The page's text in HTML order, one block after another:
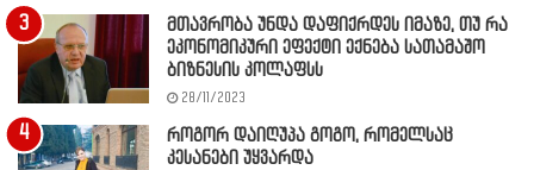
მთავრობა უნდა დაფიქრდეს იმაზე, თუ რა
ეკონომიკური ეფექტი ექნება სათამაშო
ბიზნესის კოლაფსს
28/11/2023
როგორ დაიღუპა გოგო, რომელსაც
კესანები უყვარდა